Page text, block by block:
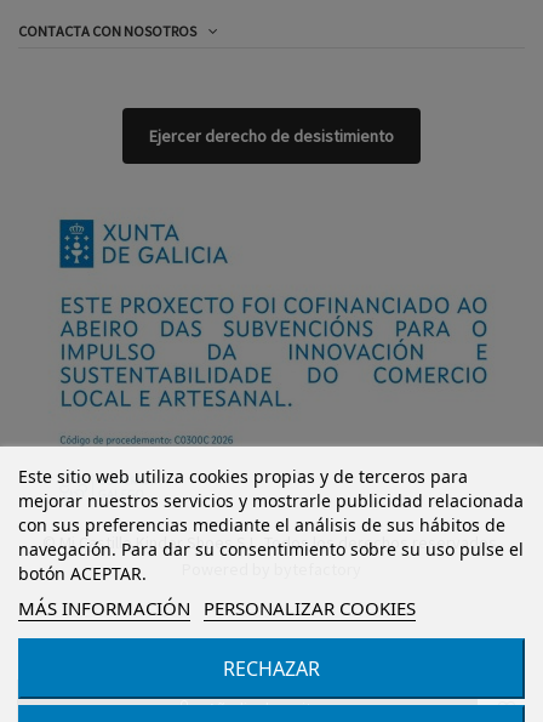
Añadir al carrito
CONTACTA CON NOSOTROS
Este sitio web utiliza cookies propias y de terceros para
mejorar nuestros servicios y mostrarle publicidad relacionada
con sus preferencias mediante el análisis de sus hábitos de
navegación. Para dar su consentimiento sobre su uso pulse el
botón ACEPTAR.
MÁS INFORMACIÓN PERSONALIZAR COOKIES
RECHAZAR
Ejercer derecho de desistimiento
© Mi Castillo Kinder Shoes S.L. Todos los derechos reservados.